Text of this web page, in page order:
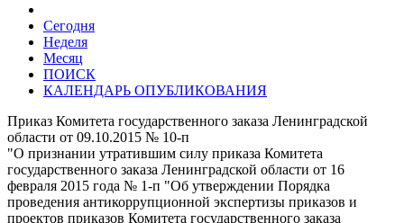
Сегодня
Неделя
Месяц
ПОИСК
КАЛЕНДАРЬ ОПУБЛИКОВАНИЯ
Приказ Комитета государственного заказа Ленинградской
области от 09.10.2015 № 10-п
"О признании утратившим силу приказа Комитета
государственного заказа Ленинградской области от 16
февраля 2015 года № 1-п "Об утверждении Порядка
проведения антикоррупционной экспертизы приказов и
проектов приказов Комитета государственного заказа